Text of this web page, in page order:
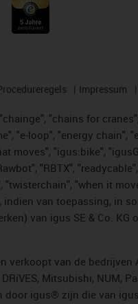
Impressum
"chains for
"e-loop", "energy
moves", "igus:bike",
"RBTX",
"when it
van toepassing, in
van igus SE & Co.
van de bedrijven
Mitsubishi, NUM,
door igus® zijn die van